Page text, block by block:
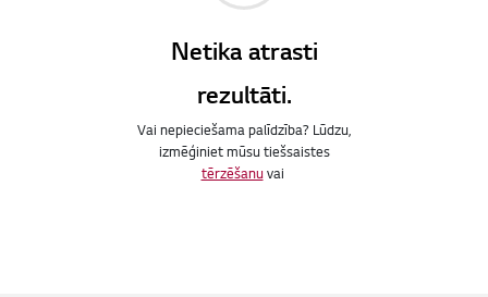
Netika atrasti
rezultāti.
Vai nepieciešama palīdzība? Lūdzu,
izmēģiniet mūsu tiešsaistes
tērzēšanuvai